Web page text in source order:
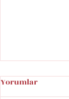
Yorumlar